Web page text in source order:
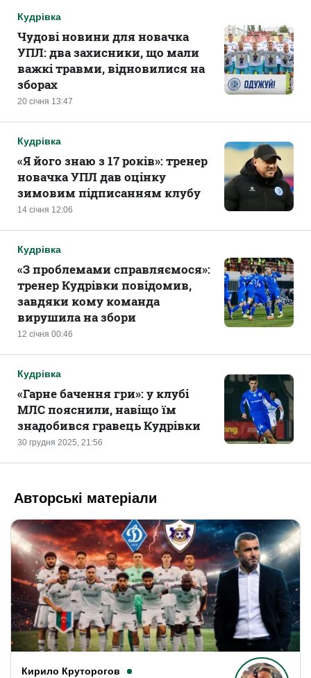
Кудрівка
20 січня 13:47
Чудові новини для новачка
УПЛ: два захисники, що мали
важкі травми, відновилися на
зборах
Кудрівка
14 січня 12:06
«Я його знаю з 17 років»: тренер
новачка УПЛ дав оцінку
зимовим підписанням клубу
Кудрівка
12 січня 00:46
«З проблемами справляємося»:
тренер Кудрівки повідомив,
завдяки кому команда
вирушила на збори
Кудрівка
30 грудня 2025, 21:56
«Гарне бачення гри»: у клубі
МЛС пояснили, навіщо їм
знадобився гравець Кудрівки
Авторські матеріали
Кирило Круторогов